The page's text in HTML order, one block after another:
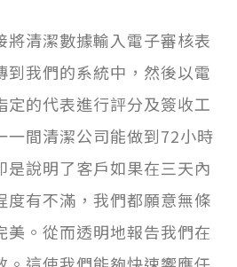
將清潔數據輸入電子審核表
到我們的系統中，然後以電
定的代表進行評分及簽收工
一間清潔公司能做到72小時
是說明了客戶如果在三天內
度有不滿，我們都願意無條
美。從而透明地報告我們在